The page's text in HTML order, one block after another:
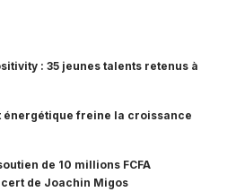
: 35 jeunes talents retenus à
énergétique freine la croissance
de 10 millions FCFA
de Joachin Migos